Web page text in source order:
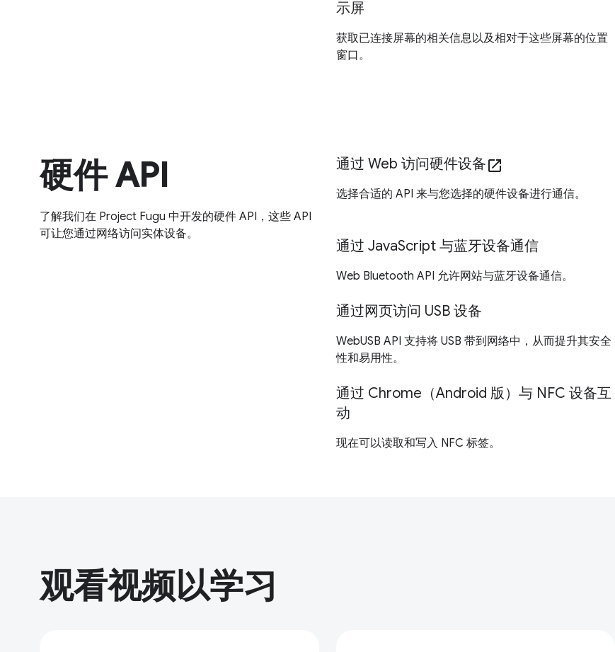
示屏
获取已连接屏幕的相关信息以及相对于这些屏幕的位置
窗口。
硬件 API
了解我们在 Project Fugu 中开发的硬件 API，这些 API
可让您通过网络访问实体设备。
通过 Web 访问硬件设备 open_in_new
选择合适的 API 来与您选择的硬件设备进行通信。
通过 JavaScript 与蓝牙设备通信
Web Bluetooth API 允许网站与蓝牙设备通信。
通过网页访问 USB 设备
WebUSB API 支持将 USB 带到网络中，从而提升其安全
性和易用性。
通过 Chrome（Android 版）与 NFC 设备互
动
现在可以读取和写入 NFC 标签。
观看视频以学习